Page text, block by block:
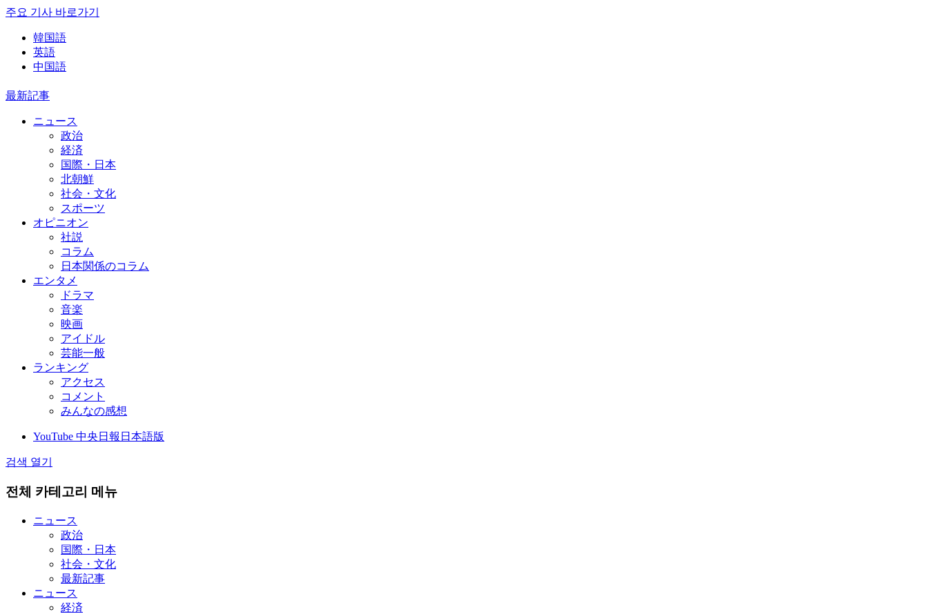
주요 기사 바로가기
韓国語
英語
中国語
最新記事
ニュース
政治
経済
国際・日本
北朝鮮
社会・文化
スポーツ
オピニオン
社説
コラム
日本関係のコラム
エンタメ
ドラマ
音楽
映画
アイドル
芸能一般
ランキング
アクセス
コメント
みんなの感想
YouTube 中央日報日本語版
검색 열기
전체 카테고리 메뉴
ニュース
政治
国際・日本
社会・文化
最新記事
ニュース
経済